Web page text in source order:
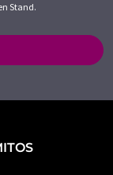
Stand.